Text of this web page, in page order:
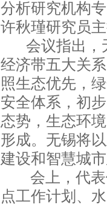
分析研究机构
许秋瑾研究员
会议指出，
经济带五大关
照生态优先，
安全体系，初
态势，生态环
形成。无锡将
建设和智慧城
会上，代表
点工作计划、